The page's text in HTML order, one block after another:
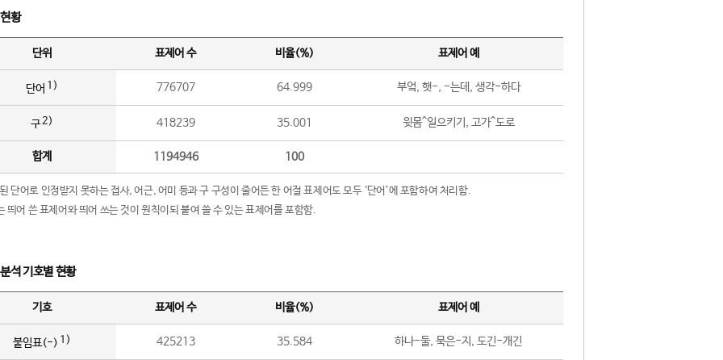
황
단위 표제어 수 비율(%) 표제어 예
단어 1) 776707 64.999 부엌, 햇-, -는데, 생각-하다
구2) 418239 35.001 윗몸^일으키기, 고가^도로
합계 1194946 100
단어로 인정받지 못하는 접사, 어근, 어미 등과 구 구성이 줄어든 한 어절 표제어도 모두 ‘단어’에 포함하여 처리함.
띄어 쓴 표제어와 띄어 쓰는 것이 원칙이되 붙여 쓸 수 있는 표제어를 포함함.
석 기호별 현황
기호 표제어 수 비율(%) 표제어 예
붙임표(-) 1) 425213 35.584 하나-둘, 묵은-지, 도긴-개긴